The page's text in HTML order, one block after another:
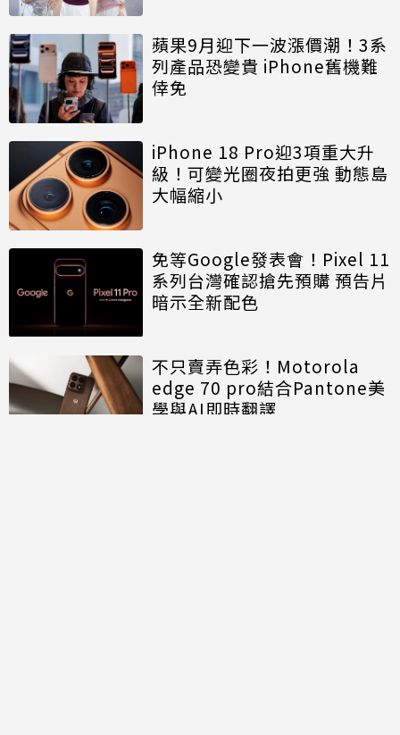
蘋果9月迎下一波漲價潮！3系
列產品恐變貴 iPhone舊機難
倖免
iPhone 18 Pro迎3項重大升
級！可變光圈夜拍更強 動態島
大幅縮小
免等Google發表會！Pixel 11
系列台灣確認搶先預購 預告片
暗示全新配色
不只賣弄色彩！Motorola
edge 70 pro結合Pantone美
學與AI即時翻譯